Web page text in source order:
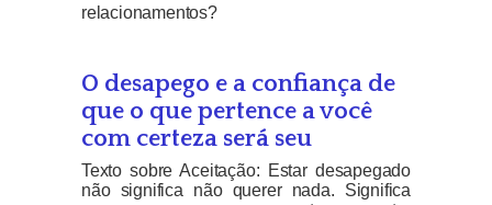
relacionamentos?
O desapego e a confiança de
que o que pertence a você
com certeza será seu
Texto sobre Aceitação: Estar desapegado
não significa não querer nada. Significa